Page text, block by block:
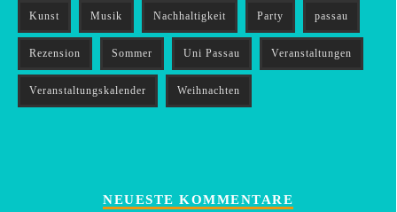
Kunst Musik Nachhaltigkeit Party passau
Rezension Sommer Uni Passau Veranstaltungen
Veranstaltungskalender Weihnachten
NEUESTE KOMMENTARE